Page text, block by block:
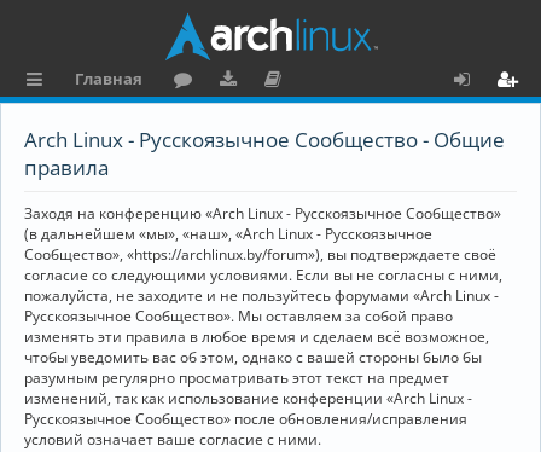
ы
к
и
Главная
ру
ру
и
ку
е
н
та
ц
и
я
о
Arch Linux - Русскоязычное Сообщество - Общие
правила
Заходя на конференцию «Arch Linux - Русскоязычное Сообщество»
(в дальнейшем «мы», «наш», «Arch Linux - Русскоязычное
Сообщество», «https://archlinux.by/forum»), вы подтверждаете своё
согласие со следующими условиями. Если вы не согласны с ними,
пожалуйста, не заходите и не пользуйтесь форумами «Arch Linux -
Русскоязычное Сообщество». Мы оставляем за собой право
изменять эти правила в любое время и сделаем всё возможное,
чтобы уведомить вас об этом, однако с вашей стороны было бы
разумным регулярно просматривать этот текст на предмет
изменений, так как использование конференции «Arch Linux -
Русскоязычное Сообщество» после обновления/исправления
условий означает ваше согласие с ними.